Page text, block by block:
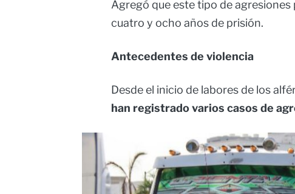
Agregó que este tipo de
cuatro y ocho años de prisión.
Antecedentes de violencia
Desde el inicio de labores de los
han registrado varios casos de